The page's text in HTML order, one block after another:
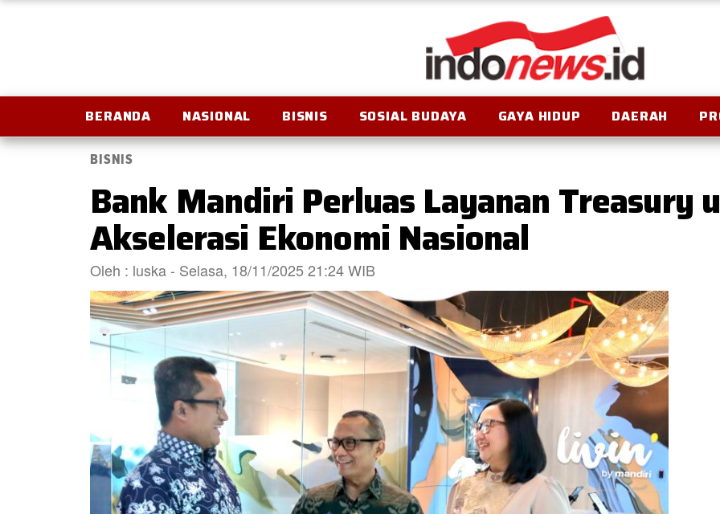
BERANDA NASIONAL BISNIS SOSIAL BUDAYA GAYA HIDUP DAERAH
BISNIS
Bank Mandiri Perluas Layanan Treasury
Akselerasi Ekonomi Nasional
Oleh : luska - Selasa, 18/11/2025 21:24 WIB